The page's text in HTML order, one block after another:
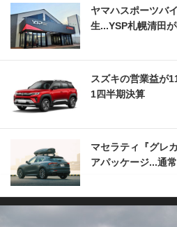
ヤマハスポーツバ
生...YSP札幌清田
スズキの営業益が
1四半期決算
マセラティ『グレ
アパッケージ...通